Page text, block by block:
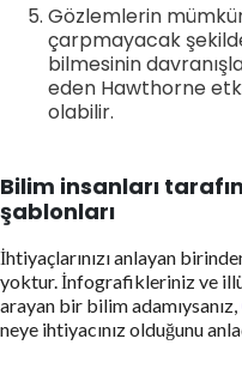
Gözlemlerin
çarpmayacak
bilmesinin
eden Hawthorne
olabilir.
Bilim insanları
şablonları
İhtiyaçlarınızı anlayan
yoktur. İnfografikleriniz ve
arayan bir bilim adamıysanız,
neye ihtiyacınız olduğunu